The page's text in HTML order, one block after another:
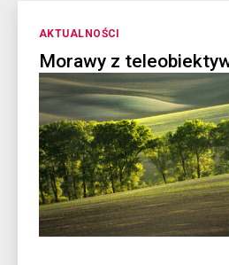
pola?
Kategorie
AKTUALNOŚCI
Morawy z